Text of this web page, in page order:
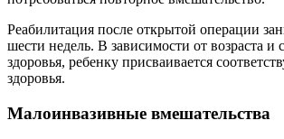
Реабилитация после открытой операции
шести недель. В зависимости от возраста и
здоровья, ребенку присваивается
здоровья.
Малоинвазивные вмешательства